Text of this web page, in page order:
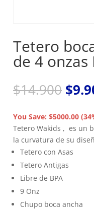
Tetero
de 4 onzas
$14.900 El
era:
$
You Save: $5000.00
Tetero Wakids , es un
la curvatura de su
Tetero con Asas
Tetero Antigas
Libre de BPA
9 Onz
Chupo boca ancha